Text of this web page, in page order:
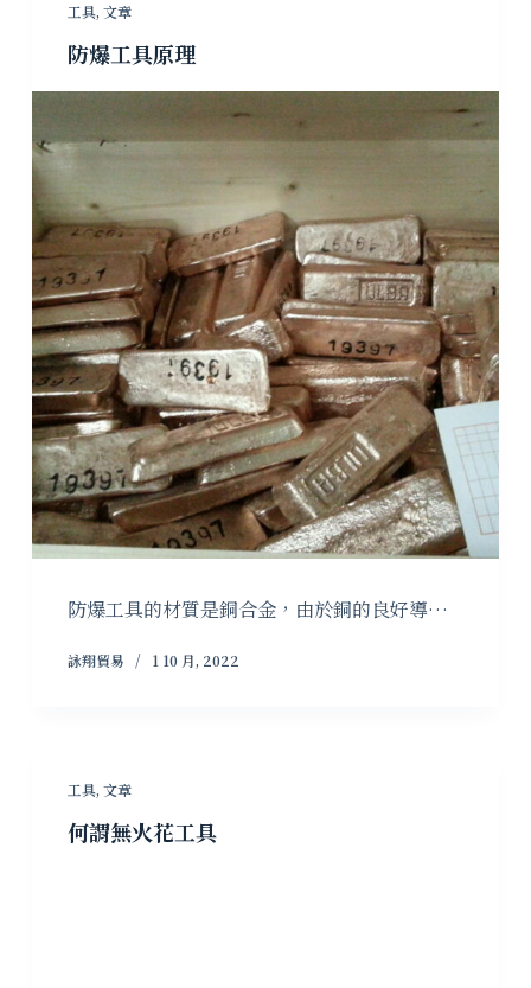
工具, 文章
防爆工具原理
防爆工具的材質是銅合金，由於銅的良好導…
詠翔貿易 1 10 月, 2022
工具, 文章
何謂無火花工具